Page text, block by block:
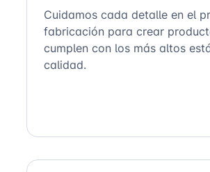
Cuidamos cada detalle en el
fabricación para crear
cumplen con los más altos
calidad.